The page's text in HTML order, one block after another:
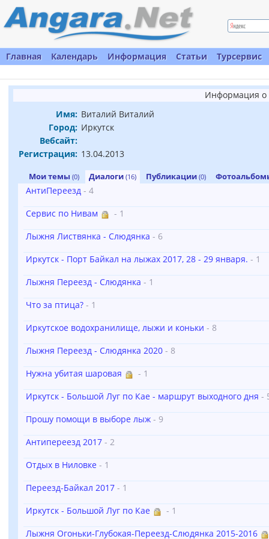
Главная Календарь Информация Статьи Турсервис
Информация о
Имя: Виталий Виталий
Город: Иркутск
Вебсайт:
Регистрация: 13.04.2013
Мои темы (0) Диалоги (16) Публикации (0)
АнтиПереезд - 4
Сервис по Нивам
- 1
Лыжня Листвянка - Слюдянка - 6
Иркутск - Порт Байкал на лыжах 2017, 28 - 29 января. - 1
Лыжня Переезд - Слюдянка - 1
Что за птица? - 1
Иркутское водохранилище, лыжи и коньки - 8
Лыжня Переезд - Слюдянка 2020 - 8
Нужна убитая шаровая
- 1
Иркутск - Большой Луг по Кае - маршрут выходного дня -
Прошу помощи в выборе лыж - 9
Антипереезд 2017 - 2
Отдых в Ниловке - 1
Переезд-Байкал 2017 - 1
Иркутск - Большой Луг по Кае
- 1
Лыжня Огоньки-Глубокая-Переезд-Слюдянка 2015-2016